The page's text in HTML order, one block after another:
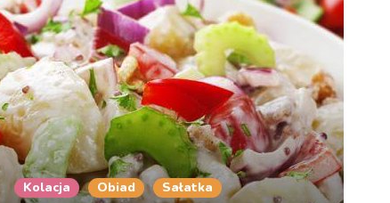
Kolacja Obiad Sałatka